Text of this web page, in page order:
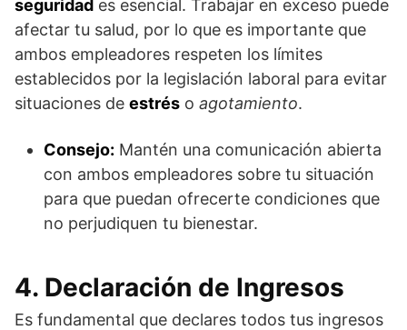
seguridad es esencial. Trabajar en exceso puede
afectar tu salud, por lo que es importante que
ambos empleadores respeten los límites
establecidos por la legislación laboral para evitar
situaciones de estrés o agotamiento.
Consejo: Mantén una comunicación abierta
con ambos empleadores sobre tu situación
para que puedan ofrecerte condiciones que
no perjudiquen tu bienestar.
4. Declaración de Ingresos
Es fundamental que declares todos tus ingresos